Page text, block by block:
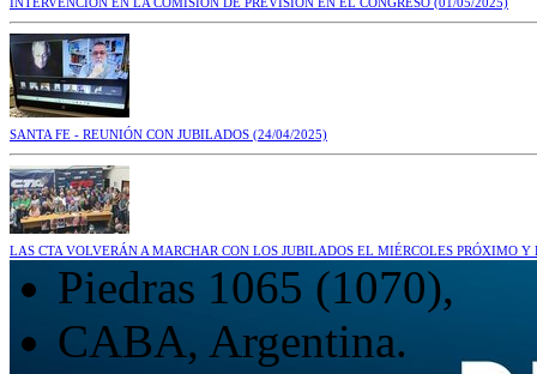
SANTA FE - REUNIÓN CON JUBILADOS (24/04/2025)
LAS CTA VOLVERÁN A MARCHAR CON LOS JUBILADOS EL MIÉRCOLES PRÓXIMO
Piedras 1065 (1070),
CABA, Argentina.